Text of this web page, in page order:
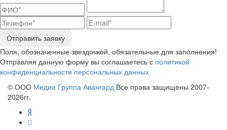
Отправить заявку
Поля, обозначенные звездочкой, обязательные для заполнения!
Отправляя данную форму вы соглашаетесь с политикой
конфиденциальности персональных данных
© ООО Медиа Группа Авангард Все права защищены 2007-
2026гг.